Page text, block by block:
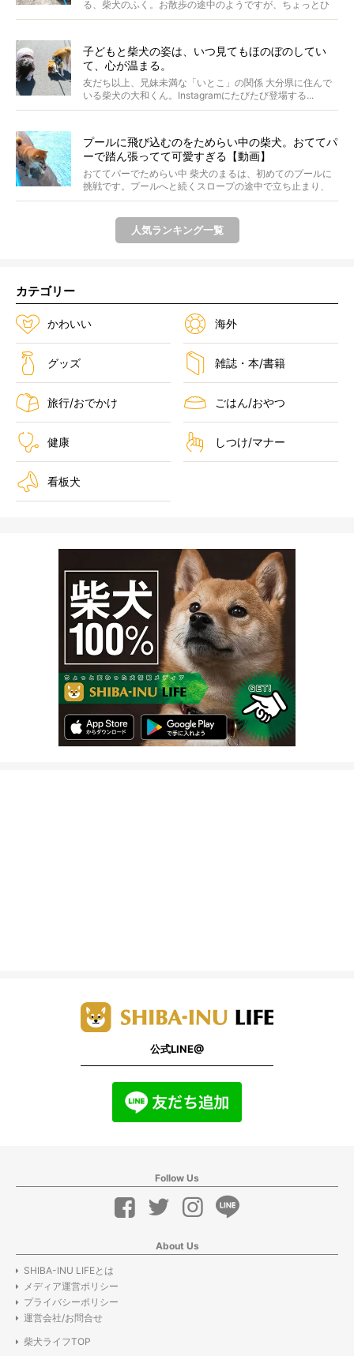
る、柴犬のふく。お散歩の途中のようですが、ちょっとひ
と休...
子どもと柴犬の姿は、いつ見てもほのぼのしてい
て、心が温まる。
友だち以上、兄妹未満な「いとこ」の関係 大分県に住んで
いる柴犬の大和くん。Instagramにたびたび登場する...
プールに飛び込むのをためらい中の柴犬。おててパ
ーで踏ん張ってて可愛すぎる【動画】
おててパーでためらい中 柴犬のまるは、初めてのプールに
挑戦です。プールへと続くスロープの途中で立ち止まり、
前足...
人気ランキング一覧
カテゴリー
かわいい 海外
グッズ 雑誌・本/書籍
旅行/おでかけ ごはん/おやつ
健康 しつけ/マナー
看板犬
公式LINE@
Follow Us
About Us
SHIBA-INU LIFEとは
メディア運営ポリシー
プライバシーポリシー
運営会社/お問合せ
柴犬ライフTOP